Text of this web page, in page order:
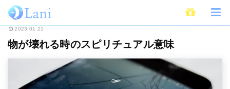
ホーム スピリチュアル
2023.01.21
物が壊れる時のスピリチュアル意味